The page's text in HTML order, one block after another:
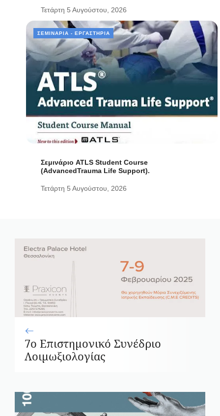
Τετάρτη 5 Αυγούστου, 2026
ΣΕΜΙΝΆΡΙΑ - ΕΡΓΑΣΤΉΡΙΑ
Σεμινάριο ATLS Student Course
(AdvancedTrauma Life Support).
Τετάρτη 5 Αυγούστου, 2026
7ο Επιστημονικό Συνέδριο
Λοιμωξιολογίας